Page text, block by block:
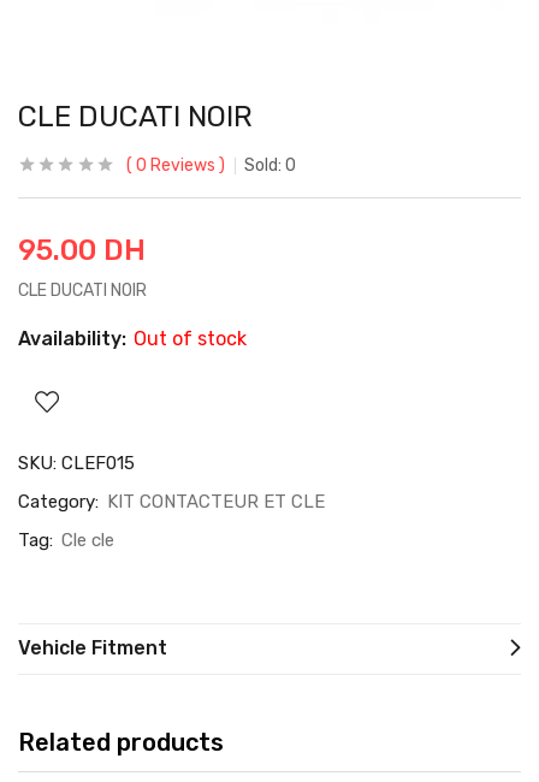
CLE DUCATI NOIR
0 Reviews Sold: 0
95.00 DH
CLE DUCATI NOIR
Availability: Out of stock
SKU: CLEF015
Category: KIT CONTACTEUR ET CLE
Tag: Cle cle
Vehicle Fitment
Related products